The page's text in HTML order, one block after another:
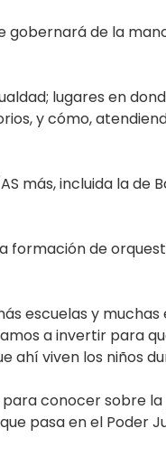
gobernará de la
lugares en
y cómo,
más, incluida la de
formación de
escuelas y muchas
a invertir para
ahí viven los niños
para conocer sobre
pasa en el Poder